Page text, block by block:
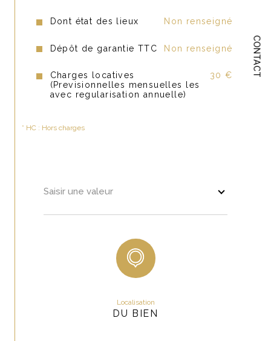
CONTACT
Dont état des lieux Non renseigné
Dépôt de garantie TTC Non renseigné
Charges locatives
(Previsionnelles mensuelles les
avec regularisation annuelle)
30 €
* HC : Hors charges
Saisir une valeur
Localisation
DU BIEN